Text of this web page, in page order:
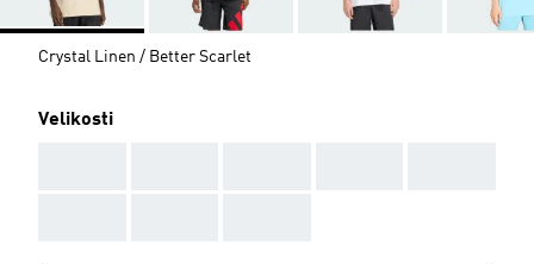
Crystal Linen / Better Scarlet
Velikosti